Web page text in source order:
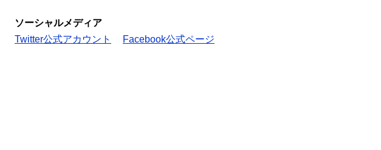
ソーシャルメディア
Twitter公式アカウント
Facebook公式ページ